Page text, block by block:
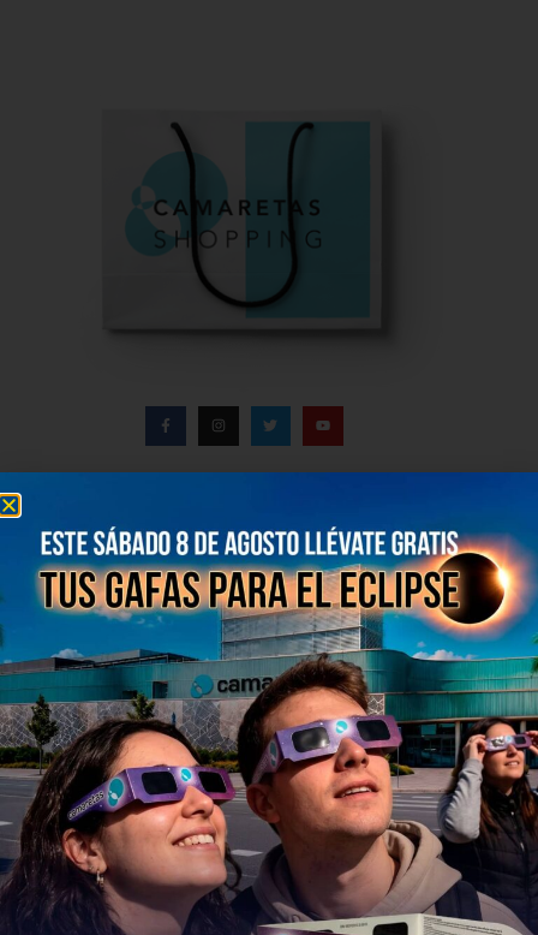
Información general
Directorio de tiendas y Planos
Contacto
Política de Privacidad
Aviso Legal
Política de Cookies
Bases legales Concursos y Promociones
Tiendas
Moda
Hogar y Alimentación